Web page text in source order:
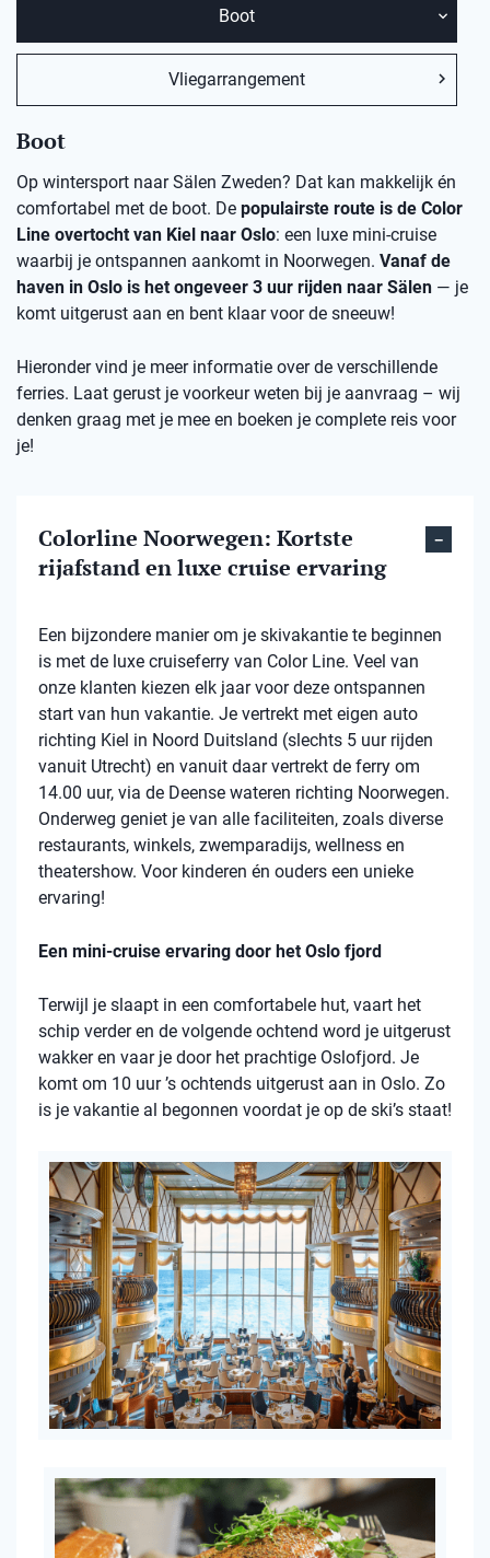
Boot
Vliegarrangement
Boot
Op wintersport naar Sälen Zweden? Dat kan makkelijk én
comfortabel met de boot. De populairste route is de Color
Line overtocht van Kiel naar Oslo: een luxe mini-cruise
waarbij je ontspannen aankomt in Noorwegen. Vanaf de
haven in Oslo is het ongeveer 3 uur rijden naar Sälen — je
komt uitgerust aan en bent klaar voor de sneeuw!
Hieronder vind je meer informatie over de verschillende
ferries. Laat gerust je voorkeur weten bij je aanvraag – wij
denken graag met je mee en boeken je complete reis voor
je!
Colorline Noorwegen: Kortste
rijafstand en luxe cruise ervaring
Een bijzondere manier om je skivakantie te beginnen
is met de luxe cruiseferry van Color Line. Veel van
onze klanten kiezen elk jaar voor deze ontspannen
start van hun vakantie. Je vertrekt met eigen auto
richting Kiel in Noord Duitsland (slechts 5 uur rijden
vanuit Utrecht) en vanuit daar vertrekt de ferry om
14.00 uur, via de Deense wateren richting Noorwegen.
Onderweg geniet je van alle faciliteiten, zoals diverse
restaurants, winkels, zwemparadijs, wellness en
theatershow. Voor kinderen én ouders een unieke
ervaring!
Een mini-cruise ervaring door het Oslo fjord
Terwijl je slaapt in een comfortabele hut, vaart het
schip verder en de volgende ochtend word je uitgerust
wakker en vaar je door het prachtige Oslofjord. Je
komt om 10 uur ’s ochtends uitgerust aan in Oslo. Zo
is je vakantie al begonnen voordat je op de ski’s staat!